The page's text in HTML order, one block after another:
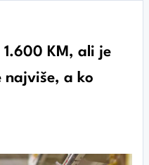
1.600 KM, ali je
najviše, a ko